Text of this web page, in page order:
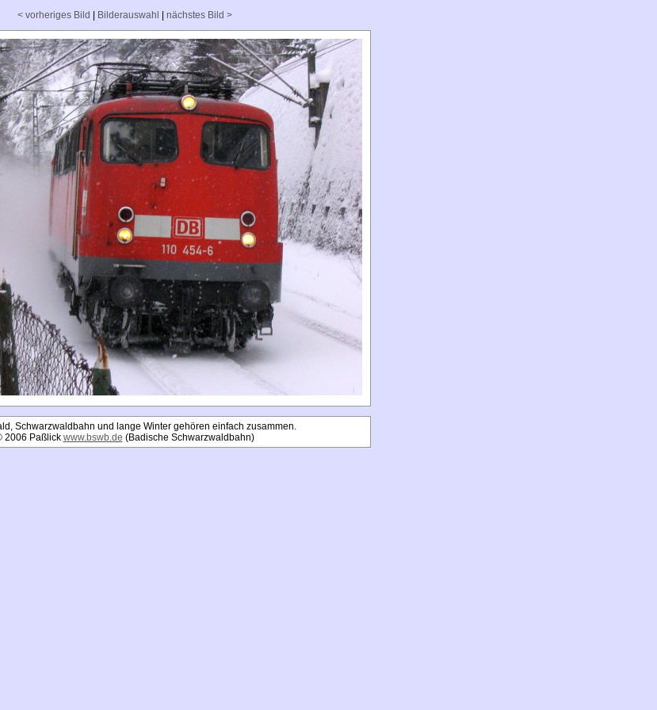
< vorheriges Bild Bilderauswahl nächstes Bild >
Schwarzwaldbahn und lange Winter gehören einfach zusammen.
2006 Paßlick www.bswb.de (Badische Schwarzwaldbahn)